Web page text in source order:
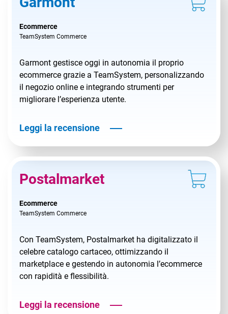
Ecommerce
TeamSystem Commerce
Garmont gestisce oggi in autonomia il proprio
ecommerce grazie a TeamSystem, personalizzando
il negozio online e integrando strumenti per
migliorare l’esperienza utente.
Leggi la recensione
Postalmarket
Ecommerce
TeamSystem Commerce
Con TeamSystem, Postalmarket ha digitalizzato il
celebre catalogo cartaceo, ottimizzando il
marketplace e gestendo in autonomia l’ecommerce
con rapidità e flessibilità.
Leggi la recensione